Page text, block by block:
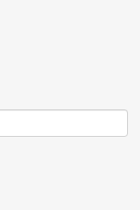
внутр.каналізації